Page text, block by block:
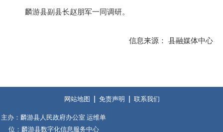
麟游县副县长赵朋军一同调研。
信息来源： 县融媒体中心
网站地图 免责声明 联系我们
主办：麟游县人民政府办公室 运维单
位：麟游县数字化信息服务中心